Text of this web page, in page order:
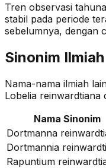
Tren observasi
stabil pada periode
sebelumnya, dengan
Sinonim Ilmiah
Nama-nama ilmiah
Lobelia reinwardtiana
Nama Sinonim
Dortmanna
Dortmannia
Rapuntium